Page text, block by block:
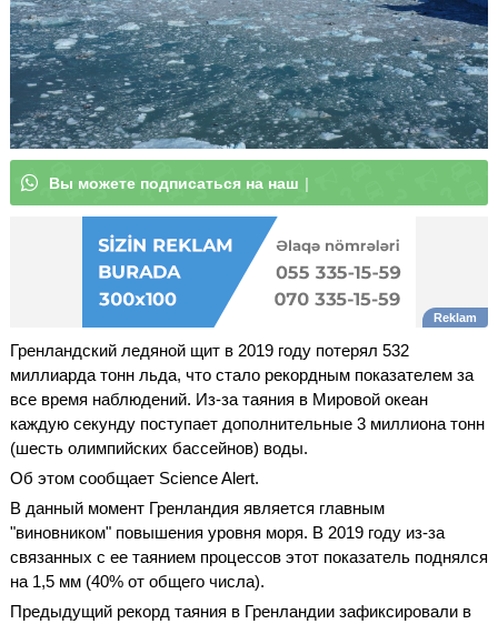
Вы можете |
Гренландский ледяной щит в 2019 году потерял 532
миллиарда тонн льда, что стало рекордным показателем за
все время наблюдений. Из-за таяния в Мировой океан
каждую секунду поступает дополнительные 3 миллиона тонн
(шесть олимпийских бассейнов) воды.
Об этом сообщает Science Alert.
В данный момент Гренландия является главным
"виновником" повышения уровня моря. В 2019 году из-за
связанных с ее таянием процессов этот показатель поднялся
на 1,5 мм (40% от общего числа).
Предыдущий рекорд таяния в Гренландии зафиксировали в